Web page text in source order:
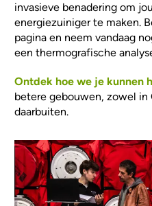
invasieve benadering om
energiezuiniger te maken.
pagina en neem vandaag
een thermografische
Ontdek hoe we je kunnen
betere gebouwen, zowel in
daarbuiten.